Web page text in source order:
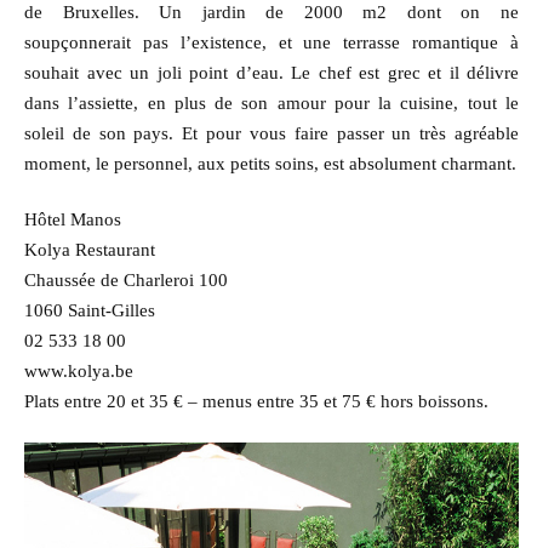
de Bruxelles. Un jardin de 2000 m2 dont on ne
soupçonnerait pas l’existence, et une terrasse romantique à
souhait avec un joli point d’eau. Le chef est grec et il délivre
dans l’assiette, en plus de son amour pour la cuisine, tout le
soleil de son pays. Et pour vous faire passer un très agréable
moment, le personnel, aux petits soins, est absolument charmant.
Hôtel Manos
Kolya Restaurant
Chaussée de Charleroi 100
1060 Saint-Gilles
02 533 18 00
www.kolya.be
Plats entre 20 et 35 € – menus entre 35 et 75 € hors boissons.